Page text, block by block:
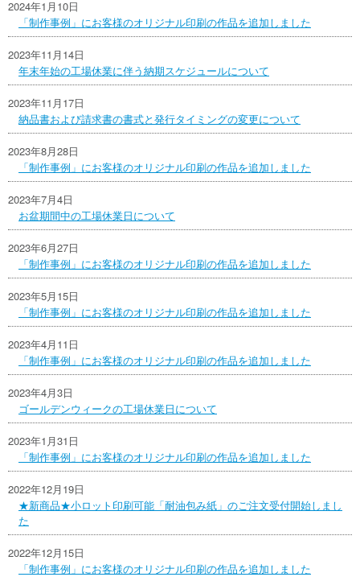
2024年1月10日
「制作事例」にお客様のオリジナル印刷の作品を追加しました
2023年11月14日
年末年始の工場休業に伴う納期スケジュールについて
2023年11月17日
納品書および請求書の書式と発行タイミングの変更について
2023年8月28日
「制作事例」にお客様のオリジナル印刷の作品を追加しました
2023年7月4日
お盆期間中の工場休業日について
2023年6月27日
「制作事例」にお客様のオリジナル印刷の作品を追加しました
2023年5月15日
「制作事例」にお客様のオリジナル印刷の作品を追加しました
2023年4月11日
「制作事例」にお客様のオリジナル印刷の作品を追加しました
2023年4月3日
ゴールデンウィークの工場休業日について
2023年1月31日
「制作事例」にお客様のオリジナル印刷の作品を追加しました
2022年12月19日
★新商品★小ロット印刷可能「耐油包み紙」のご注文受付開始しまし
た
2022年12月15日
「制作事例」にお客様のオリジナル印刷の作品を追加しました